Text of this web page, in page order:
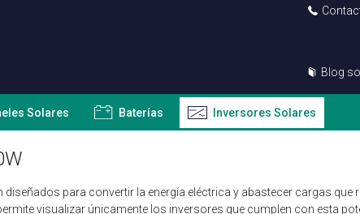
Blog
Solares Baterías Inversores Solares
diseñados para convertir la energía eléctrica y abastecer cargas que
permite visualizar únicamente los inversores que cumplen con esta